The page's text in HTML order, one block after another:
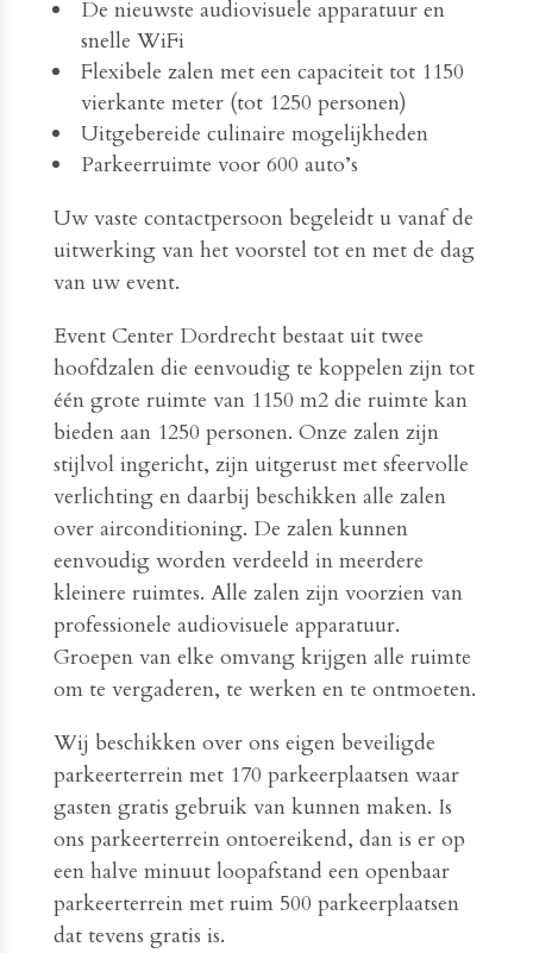
De nieuwste audiovisuele apparatuur en
snelle WiFi
Flexibele zalen met een capaciteit tot 1150
vierkante meter (tot 1250 personen)
Uitgebereide culinaire mogelijkheden
Parkeerruimte voor 600 auto’s
Uw vaste contactpersoon begeleidt u vanaf de
uitwerking van het voorstel tot en met de dag
van uw event.
Event Center Dordrecht bestaat uit twee
hoofdzalen die eenvoudig te koppelen zijn tot
één grote ruimte van 1150 m2 die ruimte kan
bieden aan 1250 personen. Onze zalen zijn
stijlvol ingericht, zijn uitgerust met sfeervolle
verlichting en daarbij beschikken alle zalen
over airconditioning. De zalen kunnen
eenvoudig worden verdeeld in meerdere
kleinere ruimtes. Alle zalen zijn voorzien van
professionele audiovisuele apparatuur.
Groepen van elke omvang krijgen alle ruimte
om te vergaderen, te werken en te ontmoeten.
Wij beschikken over ons eigen beveiligde
parkeerterrein met 170 parkeerplaatsen waar
gasten gratis gebruik van kunnen maken. Is
ons parkeerterrein ontoereikend, dan is er op
een halve minuut loopafstand een openbaar
parkeerterrein met ruim 500 parkeerplaatsen
dat tevens gratis is.